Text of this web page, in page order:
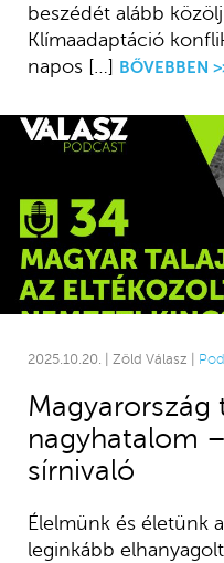
beszédét alább
Klímaadaptáció
napos […] BŐVEBBEN
2025.10.20. | Zöld Válasz |
Magyarország
nagyhatalom
sírnivaló
Élelmünk és életünk
leginkább